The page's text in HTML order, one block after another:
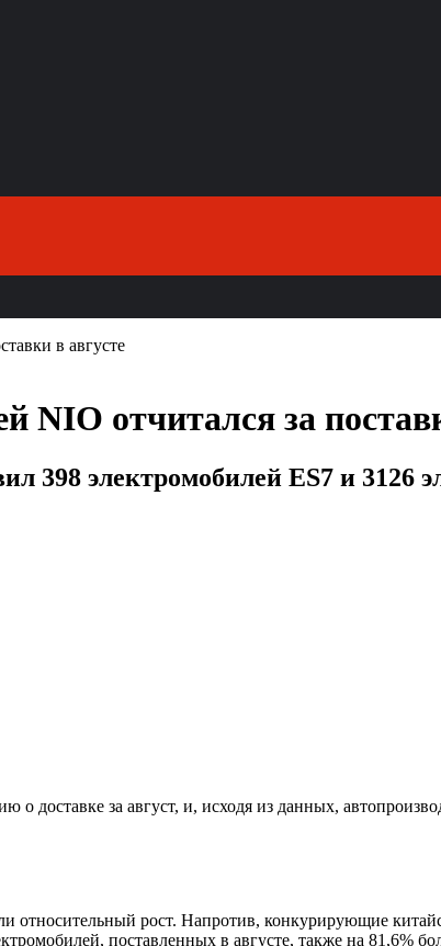
в августе
NIO отчитался за
398 электромобилей ES7 и 3126
доставке за август, и, исходя из данных,
рост. Напротив, конкурирующие
поставленных в августе, также на 81,6%